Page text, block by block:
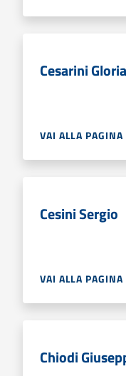
Cesarini Gloria
VAI ALLA PAGINA
Cesini Sergio
VAI ALLA PAGINA
Chiodi